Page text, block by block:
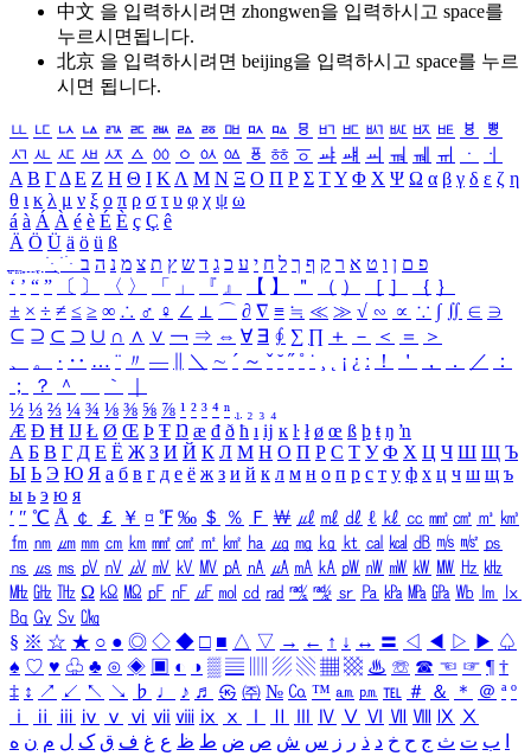
中文 을 입력하시려면 zhongwen을 입력하시고 space를
누르시면됩니다.
北京 을 입력하시려면 beijing을 입력하시고 space를 누르
시면 됩니다.
ㅥ ㅦ ㅧ ㅨ ㅩ ㅪ ㅫ ㅬ ㅭ ㅮ ㅯ ㅰ ㅱ ㅲ ㅳ ㅴ ㅵ ㅶ ㅷ ㅸ
ㅹ
ㅺ ㅻ ㅼ ㅽ ㅾ ㅿ ㆀ ㆁ ㆂ ㆃ ㆄ ㆅ ㆆ ㆇ ㆈ ㆉ ㆊ ㆋ ㆌ ㆍ
ㆎ
Α Β ΓΔ Ε Ζ Η Θ Ι ΚΛ Μ Ν Ξ Ο Π Ρ Σ ΤΥ Φ Χ Ψ Ω α β γ δ ε ζ η
θ ι κ λ μ ν ξ ο π ρ σ τ υ φ χ ψ ω
á à Á À é è É È ç Ç ê
Ä Ö Ü ä ö ü ß
ִֶֹ ֻּ ׁׂ פ ם ן ו ט א ר ק ף ך ל ח י ע כ ג ד ש ץ ת צ מ נ ה ב
‘ ’ “ ” 〔 〕 〈 〉 「 」 『 』 【 】 ＂ （ ） ［ ］ ｛ ｝
± × ÷ ≠ ≤ ≥ ∞ ∴ ♂ ♀ ∠ ⊥ ⌒ ∂ ∇ ≡ ≒ ≪ ≫ √ ∽ ∝ ∵ ∫ ∬ ∈ ∋
⊆ ⊇ ⊂ ⊃ ∪ ∩ ∧ ∨ ￢ ⇒ ⇔ ∀ ∃ ∮ ∑ ∏ ＋ － ＜ ＝
＞
、
。 · ‥ … ¨ 〃 ― ＼ ∼ ´ ～ ˇ ˘ ˝ ˚ ˙ ¸ ¡ ¿ ː ！ ＇ ， ． ／
：
；
？ ＾ ｀
½ ⅓ ⅔ ¼ ¾ ⅛ ⅜ ⅝ ⅞ ¹ ² ³ ⁴ ⁿ ₁ ₂ ₃ ₄
Æ Ð Ħ Ĳ Ł Ø Œ Þ Ŧ Ŋ æ đ ð ħ ı ĳ ĸ ŀ ł ø œ ß þ ŧ ŋ ŉ
А Б В Г Д Е Ё Ж З И Й К Л М Н О П Р С Т У Ф Х Ц Ч Ш Щ Ъ
Ы Ь Э Ю Я а б в г д е ё ж з и й к л м н о п р с т у ф х ц ч ш щ ъ
ы ь э ю я
′ ″ ℃ Å ￠ ￡ ￥ ¤ ℉ ‰ ＄ ％ Ｆ ￦ ㎕ ㎖ ㎗ ℓ ㎘ ㏄ ㎣ ㎤ ㎥ ㎦
㎙ ㎚ ㎛ ㎜ ㎝ ㎞ ㎟ ㎠ ㎡ ㎢ ㏊ ㎍ ㎎ ㎏ ㏏ ㎈ ㎉ ㏈ ㎧ ㎨ ㎰
㎱ ㎲ ㎳ ㎴ ㎵ ㎶ ㎷ ㎸ ㎹ ㎀ ㎁ ㎂ ㎃ ㎄ ㎺ ㎻ ㎽ ㎾ ㎿ ㎐ ㎑
㎒ ㎓ ㎔ Ω ㏀ ㏁ ㎊ ㎋ ㎌ ㏖ ㏅ ㎭ ㎮ ㎯ ㏛ ㎩ ㎪ ㎫ ㎬ ㏝ ㏐
㏓
㏃ ㏉ ㏜ ㏆
§ ※ ☆ ★ ○ ● ◎ ◇ ◆ □ ■ △ ▽ → ← ↑ ↓ ↔ 〓 ◁ ◀ ▷ ▶ ♤
♠ ♡ ♥ ♧ ♣ ⊙ ◈ ▣ ◐ ◑ ▒ ▤ ▨ ▧ ▦ ▩ ♨ ☏ ☎ ☜ ☞ ¶ †
‡ ↕ ↗ ↙ ↖ ↘ ♭ ♩ ♪ ♬ ㉿ ㈜ № ㏇ ™ ㏂ ㏘ ℡ ＃ ＆ ＊ ＠ ª º
ⅰ
ⅱ ⅲ ⅳ ⅴ ⅵ ⅶ ⅷ ⅸ ⅹ Ⅳ Ⅴ Ⅵ Ⅶ Ⅷ Ⅸ Ⅹ
ب ت ث ج ح خ د ذ ر ز س ش ص ض ط ظ ع غ ف ق ک ل م ن ه